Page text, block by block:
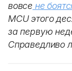
вовсе не
MCU этого
за первую
Справедливо